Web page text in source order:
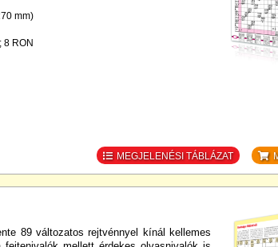
mm)
8 RON
MEGJELENÉSI TÁBLÁZAT
89 változatos rejtvénnyel kínál kellemes